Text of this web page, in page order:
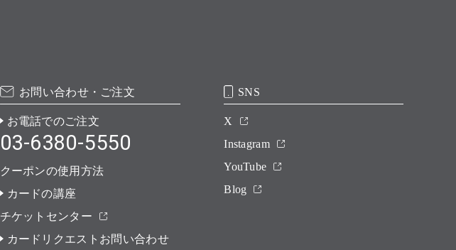
お問い合わせ・ご注文
お電話でのご注文
03-6380-5550
クーポンの使用方法
カードの講座
チケットセンター
カードリクエストお問い合わせ
SNS
X
Instagram
YouTube
Blog